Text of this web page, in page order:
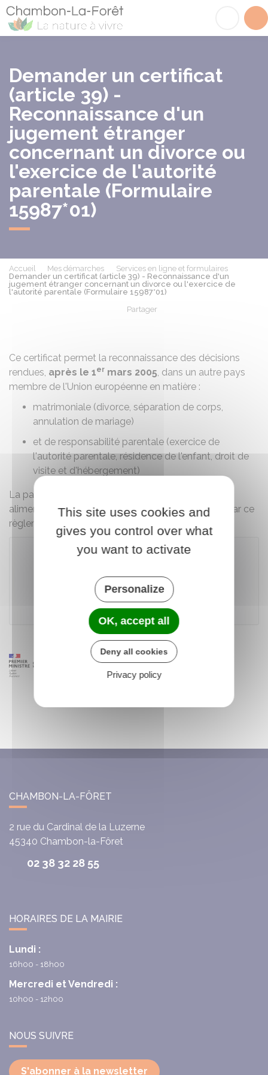
Demander un certificat
(article 39) -
Reconnaissance d'un
jugement étranger
concernant un divorce ou
l'exercice de l'autorité
parentale (Formulaire
15987*01)
Accueil Mes démarches
Services en ligne et formulaires
Demander un certificat (article 39) - Reconnaissance d'un
jugement étranger concernant un divorce ou l'exercice de
l'autorité parentale (Formulaire 15987*01)
Partager
Ce certificat permet la reconnaissance des décisions
rendues, après le 1er mars 2005, dans un autre pays
membre de l'Union européenne en matière :
matrimoniale (divorce, séparation de corps,
annulation de mariage)
et de responsabilité parentale (exercice de
l'autorité parentale, résidence de l'enfant, droit de
visite et d'hébergement)
La partie de la décision concernant la pension
alimentaire due pour l'enfant n'est pas concernée par ce
règlement.
Télécharger le formulaire (70.7 KB)
Ministère chargé de la justice
CHAMBON-LA-FÔRET
2 rue du Cardinal de la Luzerne
45340 Chambon-la-Fôret
02 38 32 28 55
HORAIRES DE LA MAIRIE
Lundi :
16h00 - 18h00
Mercredi et Vendredi :
10h00 - 12h00
NOUS SUIVRE
S'abonner à la newsletter
This site uses cookies and
gives you control over what
you want to activate
Personalize
OK, accept all
Deny all cookies
Privacy policy